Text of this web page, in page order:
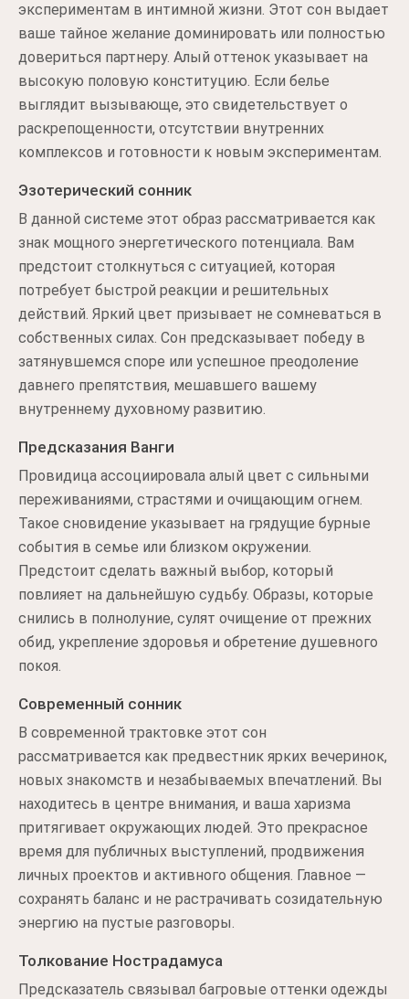
экспериментам в интимной жизни. Этот сон выдает
ваше тайное желание доминировать или полностью
довериться партнеру. Алый оттенок указывает на
высокую половую конституцию. Если белье
выглядит вызывающе, это свидетельствует о
раскрепощенности, отсутствии внутренних
комплексов и готовности к новым экспериментам.
Эзотерический сонник
В данной системе этот образ рассматривается как
знак мощного энергетического потенциала. Вам
предстоит столкнуться с ситуацией, которая
потребует быстрой реакции и решительных
действий. Яркий цвет призывает не сомневаться в
собственных силах. Сон предсказывает победу в
затянувшемся споре или успешное преодоление
давнего препятствия, мешавшего вашему
внутреннему духовному развитию.
Предсказания Ванги
Провидица ассоциировала алый цвет с сильными
переживаниями, страстями и очищающим огнем.
Такое сновидение указывает на грядущие бурные
события в семье или близком окружении.
Предстоит сделать важный выбор, который
повлияет на дальнейшую судьбу. Образы, которые
снились в полнолуние, сулят очищение от прежних
обид, укрепление здоровья и обретение душевного
покоя.
Современный сонник
В современной трактовке этот сон
рассматривается как предвестник ярких вечеринок,
новых знакомств и незабываемых впечатлений. Вы
находитесь в центре внимания, и ваша харизма
притягивает окружающих людей. Это прекрасное
время для публичных выступлений, продвижения
личных проектов и активного общения. Главное —
сохранять баланс и не растрачивать созидательную
энергию на пустые разговоры.
Толкование Нострадамуса
Предсказатель связывал багровые оттенки одежды